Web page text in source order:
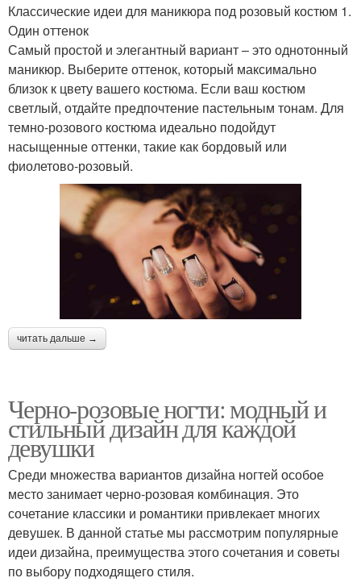
Классические идеи для маникюра под розовый костюм 1.
Один оттенок
Самый простой и элегантный вариант – это однотонный
маникюр. Выберите оттенок, который максимально
близок к цвету вашего костюма. Если ваш костюм
светлый, отдайте предпочтение пастельным тонам. Для
темно-розового костюма идеально подойдут
насыщенные оттенки, такие как бордовый или
фиолетово-розовый.
читать дальше →
Черно-розовые ногти: модный и
стильный дизайн для каждой
девушки
Среди множества вариантов дизайна ногтей особое
место занимает черно-розовая комбинация. Это
сочетание классики и романтики привлекает многих
девушек. В данной статье мы рассмотрим популярные
идеи дизайна, преимущества этого сочетания и советы
по выбору подходящего стиля.